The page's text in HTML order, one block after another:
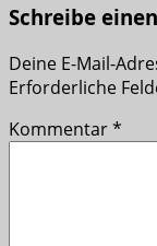
Schreibe
Deine E-Mail-
Erforderliche
Kommentar*